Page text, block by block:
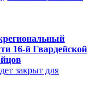
16-й Гвардейской